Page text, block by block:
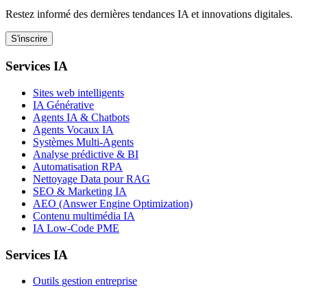
Restez informé des dernières tendances IA et innovations digitales.
S'inscrire
Services IA
Sites web intelligents
IA Générative
Agents IA & Chatbots
Agents Vocaux IA
Systèmes Multi-Agents
Analyse prédictive & BI
Automatisation RPA
Nettoyage Data pour RAG
SEO & Marketing IA
AEO (Answer Engine Optimization)
Contenu multimédia IA
IA Low-Code PME
Services IA
Outils gestion entreprise